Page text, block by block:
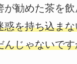
が勧めた茶を
惑を持ち込ま
んじゃないで